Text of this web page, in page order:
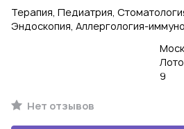
Терапия, Педиатрия,
Эндоскопия, Аллергология-
9
Нет отзывов